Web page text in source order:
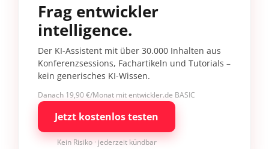
Frag entwickler
intelligence.
Der KI-Assistent mit über 30.000 Inhalten aus
Konferenzsessions, Fachartikeln und Tutorials –
kein generisches KI-Wissen.
Danach 19,90 €/Monat mit entwickler.de BASIC
Jetzt kostenlos testen
Kein Risiko · jederzeit kündbar